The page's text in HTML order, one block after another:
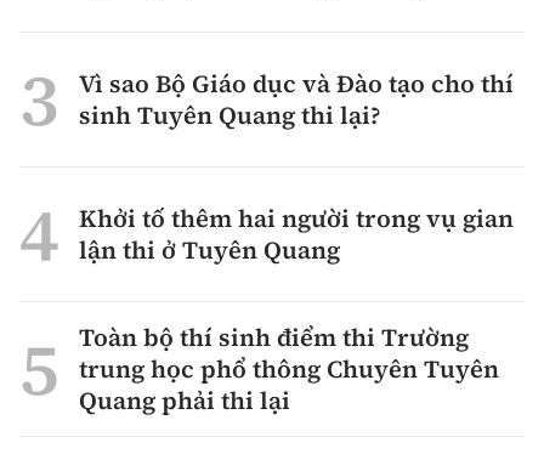
Vì sao Bộ Giáo dục và Đào tạo cho thí
sinh Tuyên Quang thi lại?
Khởi tố thêm hai người trong vụ gian
lận thi ở Tuyên Quang
Toàn bộ thí sinh điểm thi Trường
trung học phổ thông Chuyên Tuyên
Quang phải thi lại